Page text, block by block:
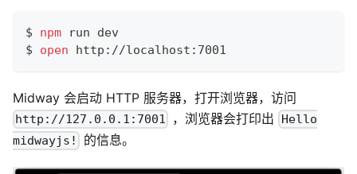
$ npm run dev
$ open http://localhost:7001
Midway 会启动 HTTP 服务器，打开浏览器，访问
http://127.0.0.1:7001 ，浏览器会打印出
Hello
midwayjs!
的信息。